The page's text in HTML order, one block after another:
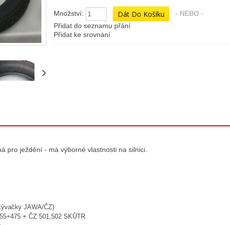
Množství:
- NEBO -
Přidat do seznamu přání
Přidat ke srovnání
pro ježdění - má výborné vlastnosti na silnici.
JAWA/ČZ)
+ ČZ 501,502 SKŮTR